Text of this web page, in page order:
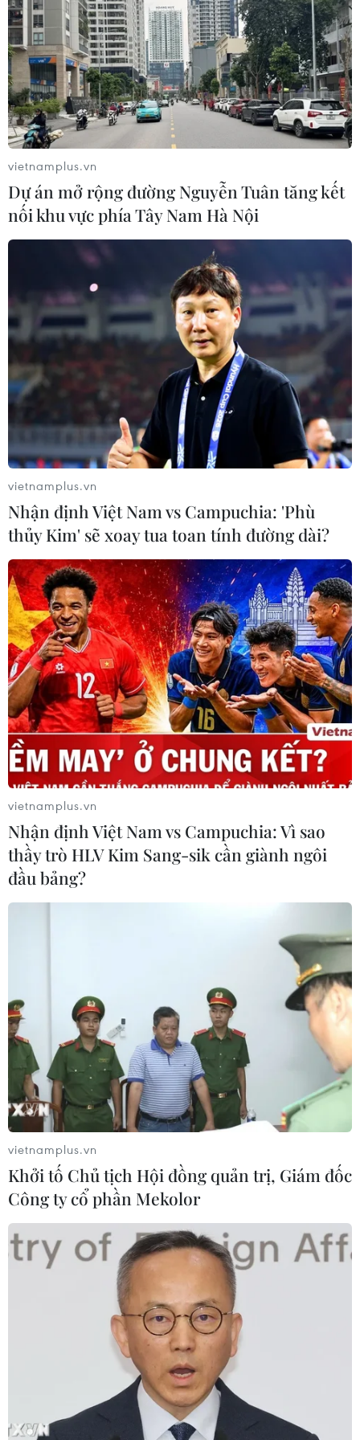
TIN CÙNG CHUYÊN MỤC
Phát hiện lỗ hổng bảo mật nghiêm
vietnamplus.vn
Dự án mở rộng đường Nguyễn Tuân tăng kết
nối khu vực phía Tây Nam Hà Nội
vietnamplus.vn
Nhận định Việt Nam vs Campuchia: 'Phù
thủy Kim' sẽ xoay tua toan tính đường dài?
vietnamplus.vn
Nhận định Việt Nam vs Campuchia: Vì sao
thầy trò HLV Kim Sang-sik cần giành ngôi
đầu bảng?
vietnamplus.vn
Khởi tố Chủ tịch Hội đồng quản trị, Giám đốc
Công ty cổ phần Mekolor